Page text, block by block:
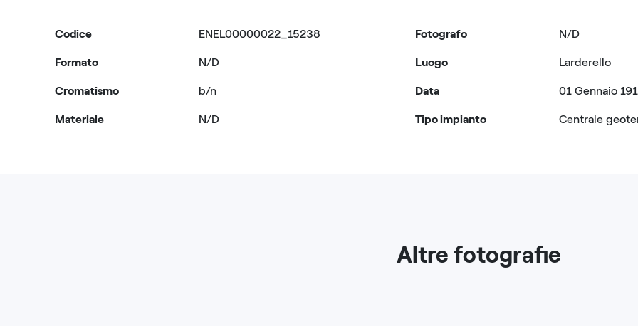
Codice
Formato
Cromatismo
Materiale
ENEL00000022_15238
N/D
b/n
N/D
Fotografo
Luogo
Data
Tipo impianto
N/D
Larderello
01 Gennaio
Centrale
Altre fotografie